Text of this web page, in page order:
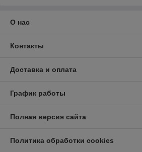
О нас
Контакты
Доставка и оплата
График работы
Полная версия сайта
Политика обработки cookies